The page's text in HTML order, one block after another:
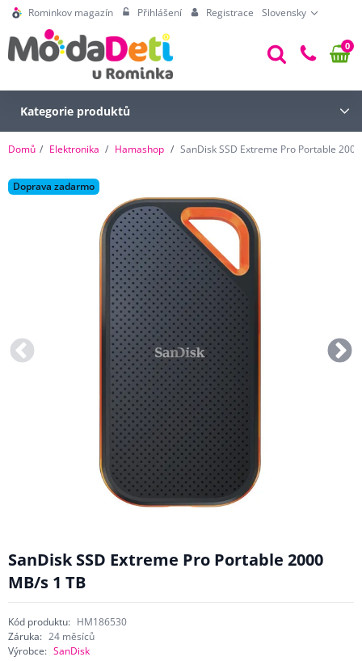
Rominkov magazín Přihlášení Registrace Slovensky
0
Kategorie produktů
Domů Elektronika Hamashop SanDisk SSD Extreme Pro Portable
Doprava zadarmo
SanDisk SSD Extreme Pro Portable 2000
MB/s 1 TB
Kód produktu: HM186530
Záruka: 24 měsíců
Výrobce: SanDisk